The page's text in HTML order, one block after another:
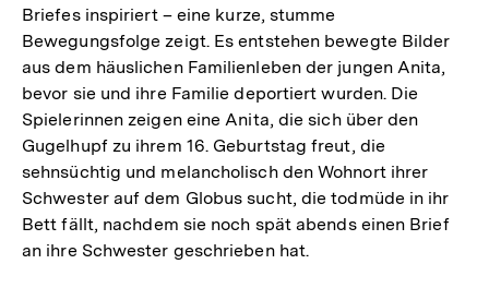
Briefes inspiriert – eine kurze, stumme
Bewegungsfolge zeigt. Es entstehen bewegte Bilder
aus dem häuslichen Familienleben der jungen Anita,
bevor sie und ihre Familie deportiert wurden. Die
Spielerinnen zeigen eine Anita, die sich über den
Gugelhupf zu ihrem 16. Geburtstag freut, die
sehnsüchtig und melancholisch den Wohnort ihrer
Schwester auf dem Globus sucht, die todmüde in ihr
Bett fällt, nachdem sie noch spät abends einen Brief
an ihre Schwester geschrieben hat.